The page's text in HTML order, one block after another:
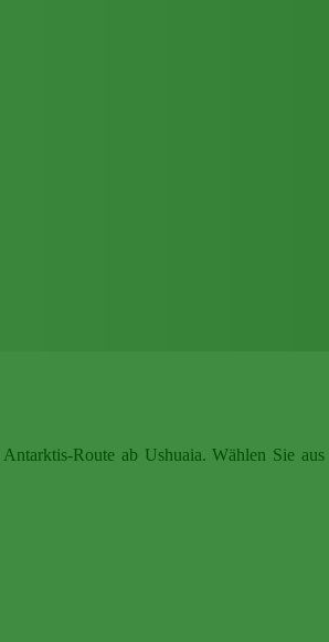
Route ab Ushuaia. Wählen Sie